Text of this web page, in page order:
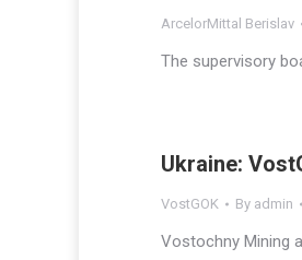
ArcelorMittal Berislav
The supervisory
Ukraine:
VostGOK By admin
Vostochny Mining